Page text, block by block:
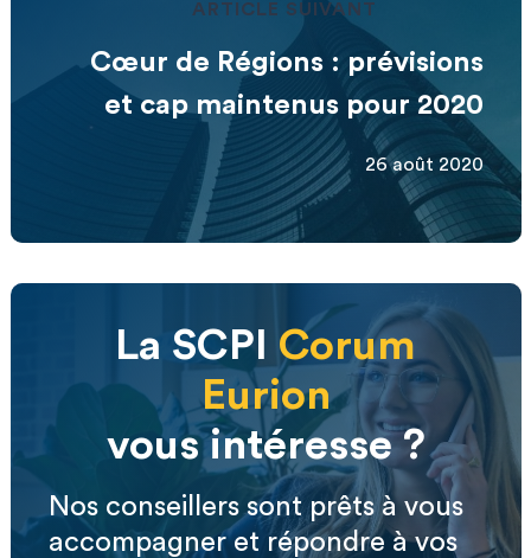
ARTICLE SUIVANT
Cœur de Régions : prévisions
et cap maintenus pour 2020
26 août 2020
La SCPI Corum
Eurion
vous intéresse ?
Nos conseillers sont prêts à vous
accompagner et répondre à vos